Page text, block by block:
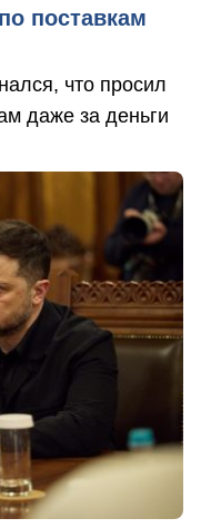
поставкам
что просил
даже за деньги